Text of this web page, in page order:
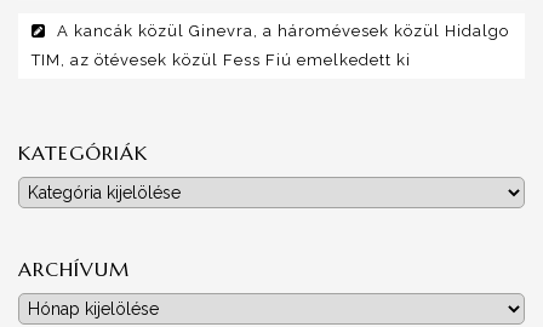
A kancák közül Ginevra, a háromévesek közül Hidalgo
TIM, az ötévesek közül Fess Fiú emelkedett ki
KATEGÓRIÁK
Kategóriák
ARCHÍVUM
Archívum